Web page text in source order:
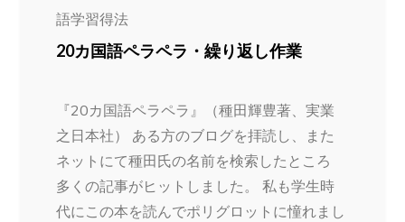
語学習得法
20カ国語ペラペラ・繰り返し作業
『20カ国語ペラペラ』（種田輝豊著、実業
之日本社） ある方のブログを拝読し、また
ネットにて種田氏の名前を検索したところ
多くの記事がヒットしました。 私も学生時
代にこの本を読んでポリグロットに憧れまし